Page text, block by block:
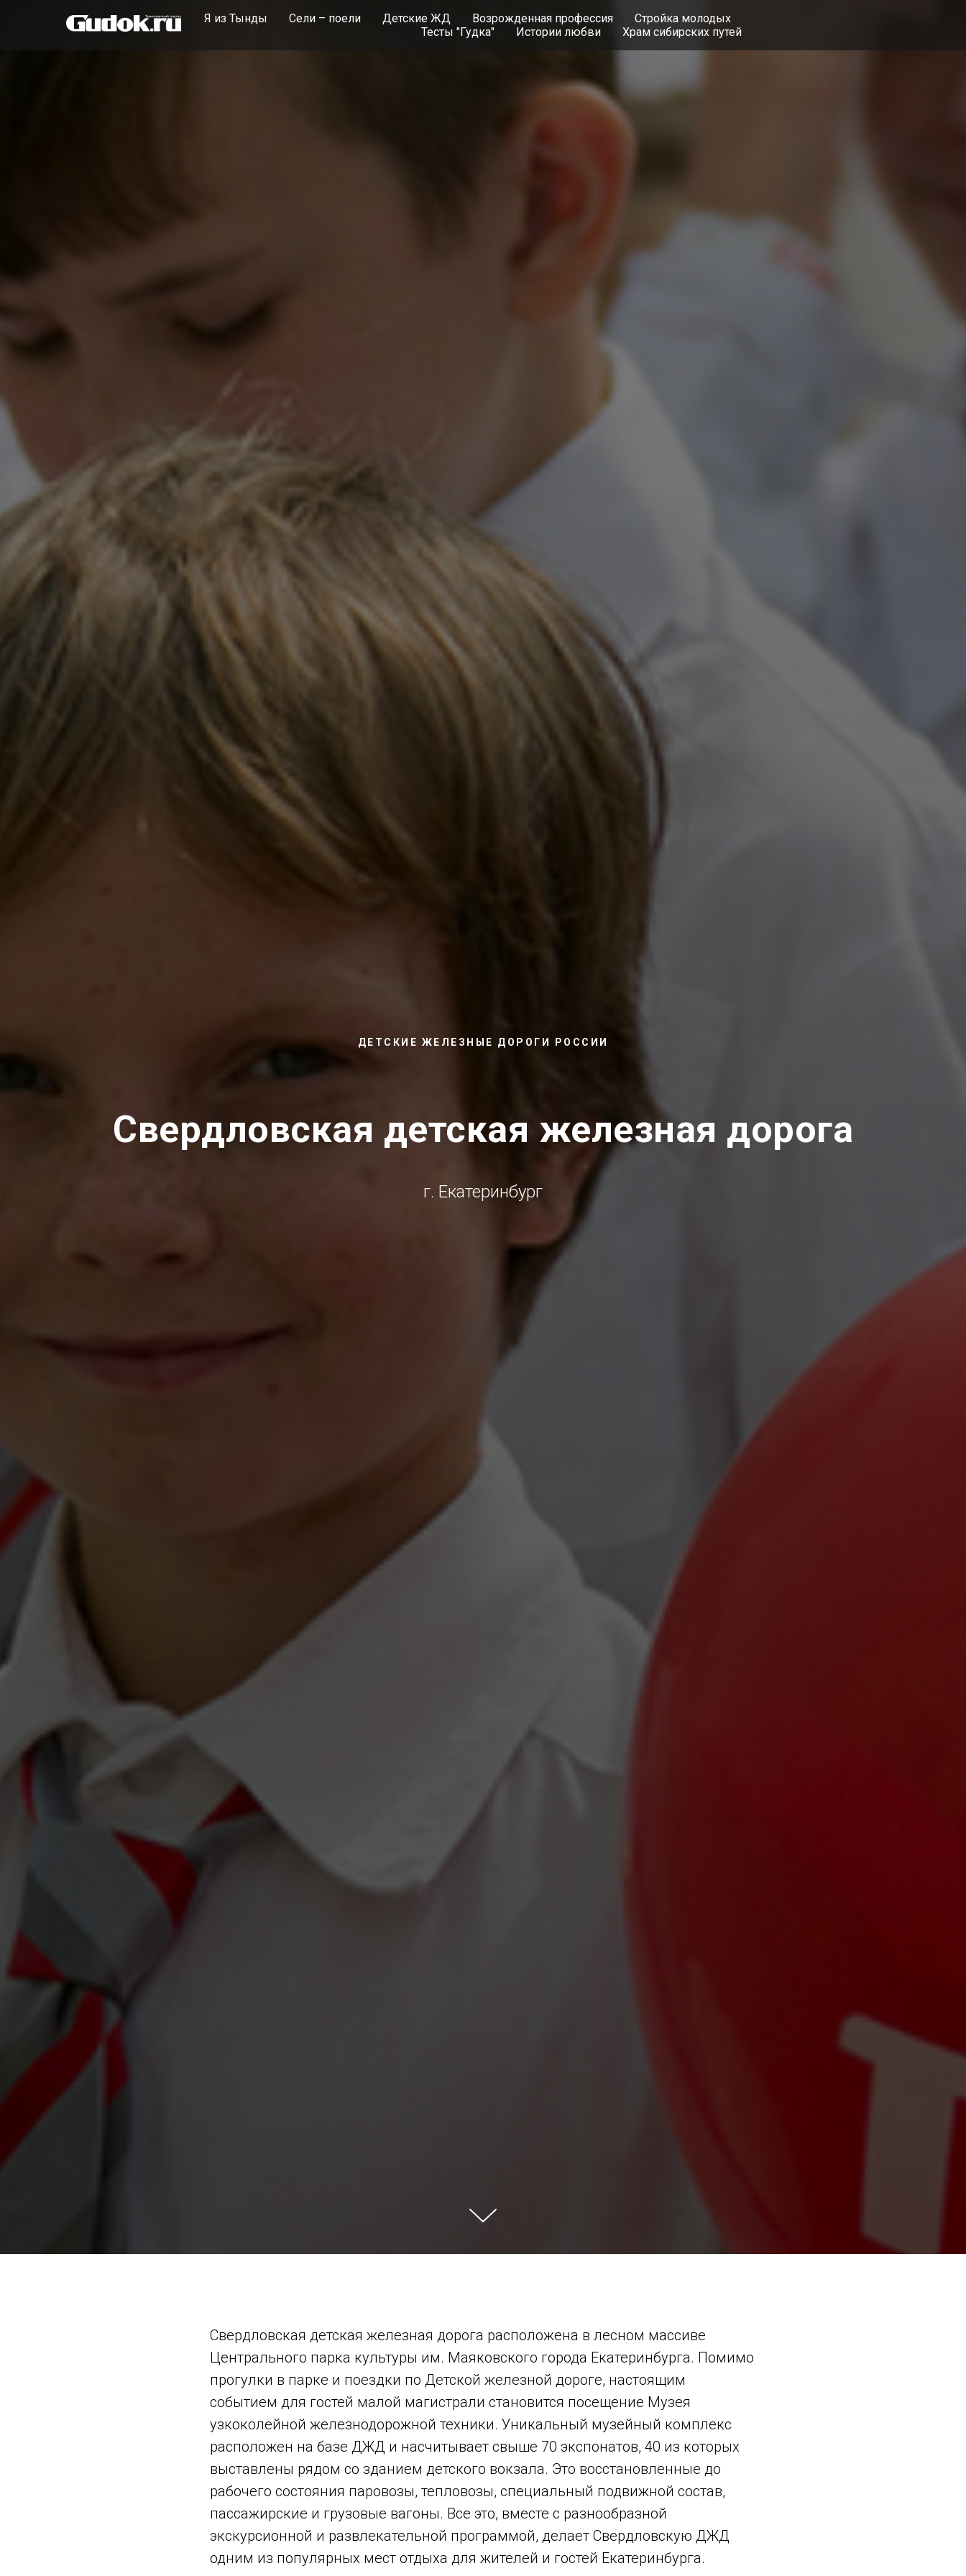
Я из Тынды Сели – поели Детские ЖД Возрожденная профессия
Стройка молодых
Тесты "Гудка"
Истории любви Храм сибирских путей
ДЕТСКИЕ ЖЕЛЕЗНЫЕ ДОРОГИ РОССИИ
Свердловская детская железная дорога
г. Екатеринбург
Свердловская детская железная дорога расположена в лесном массиве
Центрального парка культуры им. Маяковского города Екатеринбурга. Помимо
прогулки в парке и поездки по Детской железной дороге, настоящим
событием для гостей малой магистрали становится посещение Музея
узкоколейной железнодорожной техники. Уникальный музейный комплекс
расположен на базе ДЖД и насчитывает свыше 70 экспонатов, 40 из которых
выставлены рядом со зданием детского вокзала. Это восстановленные до
рабочего состояния паровозы, тепловозы, специальный подвижной состав,
пассажирские и грузовые вагоны. Все это, вместе с разнообразной
экскурсионной и развлекательной программой, делает Свердловскую ДЖД
одним из популярных мест отдыха для жителей и гостей Екатеринбурга.